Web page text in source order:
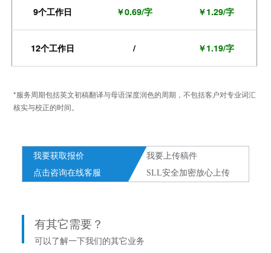
9个工作日 ￥0.69/字 ￥1.29/字
12个工作日 / ￥1.19/字
*服务周期包括英文初稿翻译与母语深度润色的周期，不包括客户对专业词汇
核实与校正的时间。
我要获取报价
点击咨询在线客服
我要上传稿件
SLL安全加密放心上传
有其它需要？
可以了解一下我们的其它业务